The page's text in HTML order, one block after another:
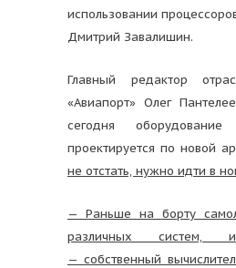
использовании
Дмитрий Завалишин.
Главный редактор
«Авиапорт» Олег
сегодня
проектируется по новой
не отстать, нужно идти в
— Раньше на борту
различных
— собственный